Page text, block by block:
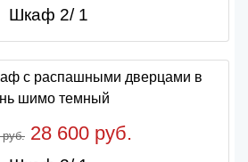
Шкаф 2/ 1
руб. 28 600 руб.